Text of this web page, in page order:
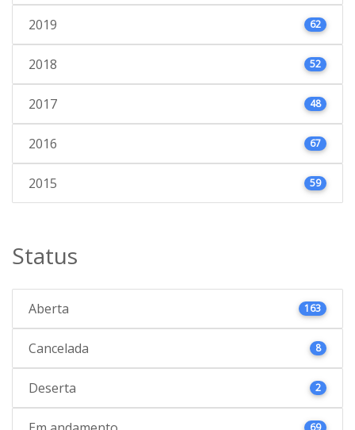
2019 62
2018 52
2017 48
2016 67
2015 59
Status
Aberta 163
Cancelada 8
Deserta 2
69